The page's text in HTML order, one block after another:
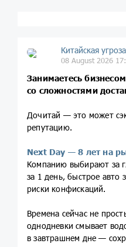
Китайская угроза
08 August 2026
Занимаетесь
со сложностями
Дочитай — это может
репутацию.
Next Day — 8 лет на
Компанию выбирают за
за 1 день, быстрое
риски конфискаций.
Времена сейчас не
однодневки смывает
в завтрашнем дне —